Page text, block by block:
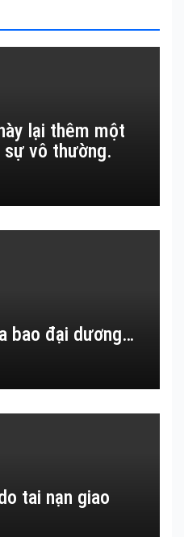
lại thêm một
vô thường.
bao đại dương…
tai nạn giao